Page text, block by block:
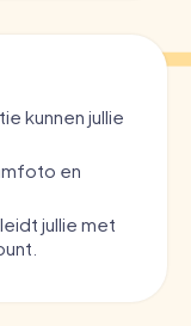
kunnen jullie
en
jullie met